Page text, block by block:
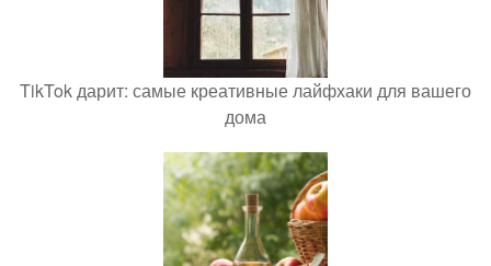
TikTok дарит: самые креативные лайфхаки для вашего
дома